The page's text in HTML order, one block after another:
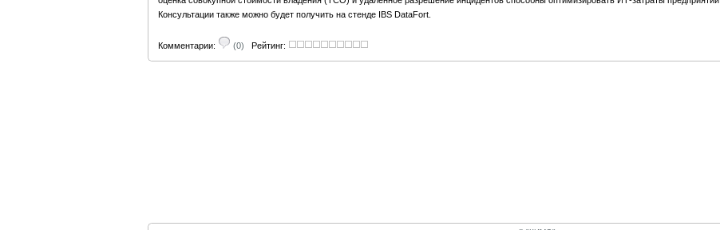
Консультации также можно будет получить на стенде IBS DataFort.
Комментарии: (0) Рейтинг: